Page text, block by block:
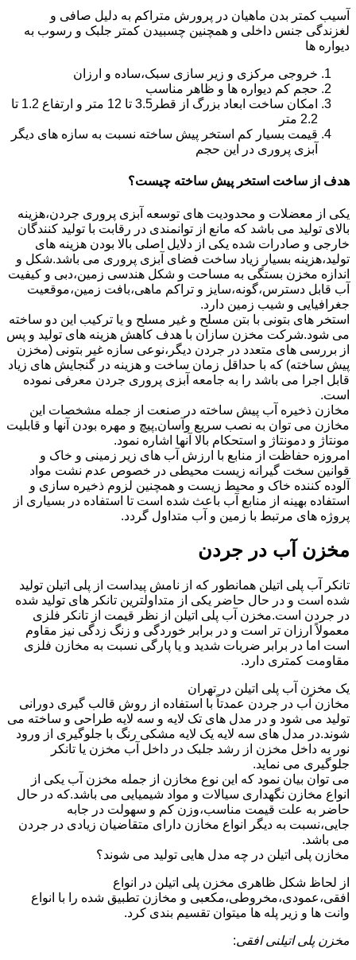
آسیب کمتر بدن ماهیان در پرورش متراکم به دلیل صافی و
لغزندگی جنس داخلی و همچنین چسبیدن کمتر جلبک و رسوب به
دیواره ها
خروجی مرکزی و زیر سازی سبک،ساده و ارزان
حجم کم دیواره ها و ظاهر مناسب
امکان ساخت ابعاد بزرگ از قطر3.5 تا 12 متر و ارتفاع 1.2 تا
2.2 متر
قیمت بسیار کم استخر پیش ساخته نسبت به سازه های دیگر
آبزی پروری در این حجم
هدف از ساخت استخر پیش ساخته چیست؟
یکی از معضلات و محدودیت های توسعه آبزی پروری جردن،هزینه
بالای تولید می باشد که مانع از توانمندی در رقابت با تولید کنندگان
خارجی و صادرات شده یکی از دلایل اصلی بالا بودن هزینه های
تولید،هزینه بسیار زیاد ساخت فضای آبزی پروری می باشد.شکل و
اندازه مخزن بستگی به مساحت و شکل هندسی زمین،دبی و کیفیت
آب قابل دسترس،گونه،سایز و تراکم ماهی،بافت زمین،موقعیت
جغرافیایی و شیب زمین دارد.
استخر های بتونی با بتن مسلح و غیر مسلح و یا ترکیب این دو ساخته
می شود.شرکت مخزن سازان با هدف کاهش هزینه های تولید و پس
از بررسی های متعدد در جردن دیگر،نوعی سازه غیر بتونی (مخزن
پیش ساخته) که با حداقل زمان ساخت و هزینه در گنجایش های زیاد
قابل اجرا می باشد را به جامعه آبزی پروری جردن معرفی نموده
است.
مخازن ذخیره آب پیش ساخته در صنعت از جمله مشخصات این
مخازن می توان به نصب سریع وآسان,پیچ و مهره بودن آنها و قابلیت
مونتاژ و دمونتاژ و استحکام بالا آنها اشاره نمود.
امروزه حفاظت از منابع با ارزش آب های زیر زمینی و خاک و
قوانین سخت گیرانه زیست محیطی در خصوص عدم نشت مواد
آلوده کننده خاک و محیط زیست و همچنین لزوم ذخیره سازی و
استفاده بهینه از منابع آب باعث شده است تا استفاده در بسیاری از
پروژه های مرتبط با زمین و آب متداول گردد.
مخزن آب در جردن
تانکر آب پلی اتیلن همانطور که از نامش پیداست از پلی اتیلن تولید
شده است و در حال حاضر یکی از متداولترین تانکر های تولید شده
در جردن است.مخزن آب پلی اتیلن از نظر قیمت از تانکر فلزی
معمولاً ارزان تر است و در برابر خوردگی و زنگ زدگی نیز مقاوم
است اما در برابر ضربات شدید و یا پارگی نسبت به مخازن فلزی
مقاومت کمتری دارد.
یک مخزن آب پلی اتیلن در تهران
مخازن آب در جردن عمدتاً با استفاده از روش قالب گیری دورانی
تولید می شود و در مدل های تک لایه و سه لایه طراحی و ساخته می
شوند.در مدل های سه لایه یک لایه مشکی رنگ با جلوگیری از ورود
نور به داخل مخزن از رشد جلبک در داخل آب مخزن یا تانکر
جلوگیری می نماید.
می توان بیان نمود که این نوع مخازن از جمله مخزن آب یکی از
انواع مخازن نگهداری سیالات و مواد شیمیایی می باشد.که در حال
حاضر به علت قیمت مناسب،وزن کم و سهولت در جابه
جایی،نسبت به دیگر انواع مخازن دارای متقاضیان زیادی در جردن
می باشد.
مخازن پلی اتیلن در چه مدل هایی تولید می شوند؟
از لحاظ شکل ظاهری مخزن پلی اتیلن در انواع
افقی،عمودی،مخروطی،مکعبی و مخازن تطبیق شده را با انواع
وانت ها و زیر پله ها میتوان تقسیم بندی کرد.
مخزن پلی اتیلنی افقی: